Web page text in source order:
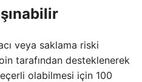
veya saklama riski
tarafından desteklenerek
olabilmesi için 100